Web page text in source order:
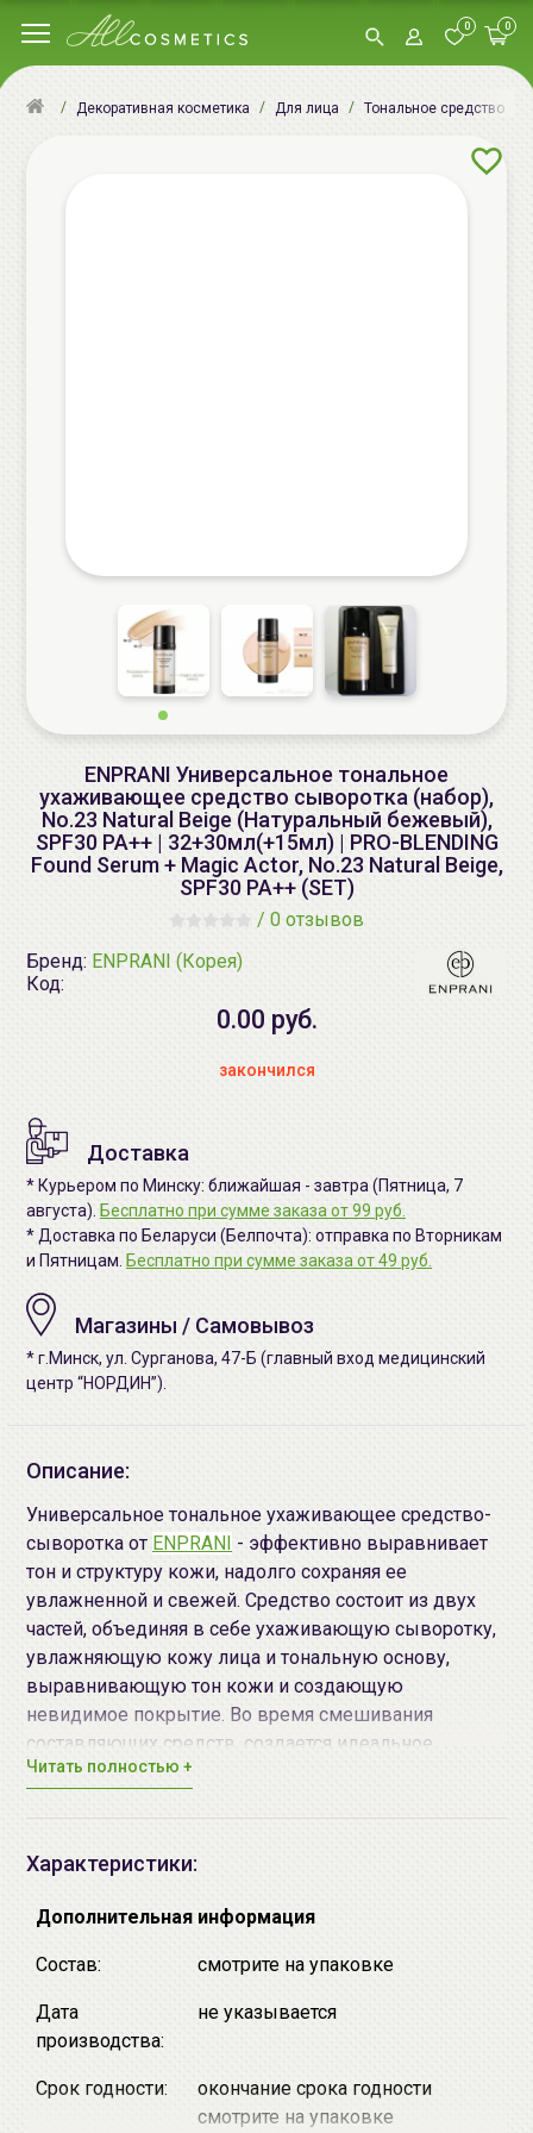
0 0
Декоративная косметика Для лица Тональное средство
ENPRANI Универсальное тональное
ухаживающее средство сыворотка (набор),
No.23 Natural Beige (Натуральный бежевый),
SPF30 PA++ | 32+30мл(+15мл) | PRO-BLENDING
Found Serum + Magic Actor, No.23 Natural Beige,
SPF30 PA++ (SET)
/ 0 отзывов
Бренд: ENPRANI (Корея)
Код:
0.00 руб.
закончился
Доставка
* Курьером по Минску: ближайшая - завтра (Пятница, 7
августа). Бесплатно при сумме заказа от 99 руб.
* Доставка по Беларуси (Белпочта): отправка по Вторникам
и Пятницам. Бесплатно при сумме заказа от 49 руб.
Магазины / Самовывоз
* г.Минск, ул. Сурганова, 47-Б (главный вход медицинский
центр “НОРДИН”).
Описание:
Универсальное тональное ухаживающее средство-
сыворотка от ENPRANI - эффективно выравнивает
тон и структуру кожи, надолго сохраняя ее
увлажненной и свежей. Средство состоит из двух
частей, объединяя в себе ухаживающую сыворотку,
увлажняющую кожу лица и тональную основу,
выравнивающую тон кожи и создающую
невидимое покрытие. Во время смешивания
составляющих средств, создается идеальное
сочетание для ухода за кожей и при этом пропадает
можно использовать одно и заменить крем, базу,
который обеспечивает стойкое покрытие и
Egg Skin Complex
, который создает эффект
свечения кожи изнутри и дарит коже эластичность и
упругость.
Средство обладает фактором защиты SPF30 PA++
Средство подходит для всех типов кожи.
Читать полностью +
Характеристики:
Дополнительная информация
Состав: смотрите на упаковке
Дата
производства:
не указывается
Срок годности:
окончание срока годности
смотрите на упаковке